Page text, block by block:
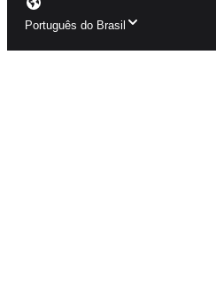
Português do Brasil